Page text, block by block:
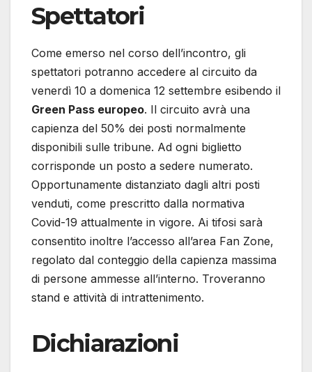
Spettatori
Come emerso nel corso dell’incontro, gli
spettatori potranno accedere al circuito da
venerdì 10 a domenica 12 settembre esibendo il
Green Pass europeo. Il circuito avrà una
capienza del 50% dei posti normalmente
disponibili sulle tribune. Ad ogni biglietto
corrisponde un posto a sedere numerato.
Opportunamente distanziato dagli altri posti
venduti, come prescritto dalla normativa
Covid-19 attualmente in vigore. Ai tifosi sarà
consentito inoltre l’accesso all’area Fan Zone,
regolato dal conteggio della capienza massima
di persone ammesse all’interno. Troveranno
stand e attività di intrattenimento.
Dichiarazioni